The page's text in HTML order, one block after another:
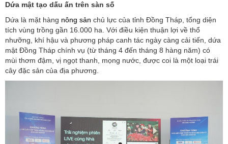
Dứa mật tạo dấu ấn trên sàn số
Dứa là mặt hàng nông sản chủ lực của tỉnh Đồng Tháp, tổng diện
tích vùng trồng gần 16.000 ha. Với điều kiện thuận lợi về thổ
nhưỡng, khí hậu và phương pháp canh tác ngày càng cải tiến, dứa
mật Đồng Tháp chính vụ (từ tháng 4 đến tháng 8 hàng năm) có
mùi thơm đậm, vị ngọt thanh, mọng nước, được coi là một loại trái
cây đặc sản của địa phương.